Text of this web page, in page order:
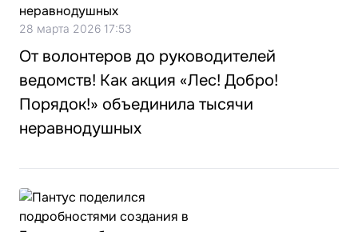
28 марта 2026 17:53
От волонтеров до руководителей
ведомств! Как акция «Лес! Добро!
Порядок!» объединила тысячи
неравнодушных